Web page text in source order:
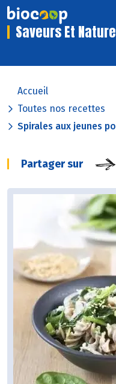
Saveurs Et
Accueil
Toutes nos recettes
Spirales aux jeunes
Partager sur